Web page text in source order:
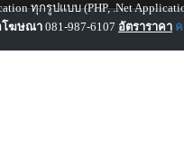
ทุกรูปแบบ (PHP, .Net
โฆษณา081-987-6107 อัตราราคา